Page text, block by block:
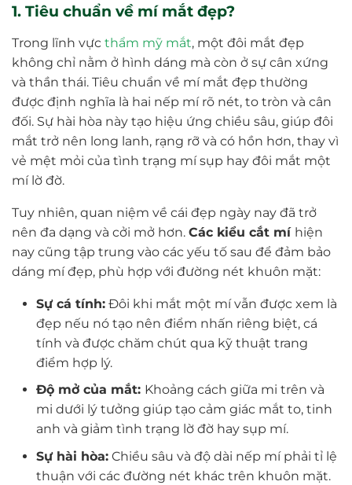
1. Tiêu chuẩn về mí mắt đẹp?
Trong lĩnh vực thẩm mỹ mắt, một đôi mắt đẹp
không chỉ nằm ở hình dáng mà còn ở sự cân xứng
và thần thái. Tiêu chuẩn về mí mắt đẹp thường
được định nghĩa là hai nếp mí rõ nét, to tròn và cân
đối. Sự hài hòa này tạo hiệu ứng chiều sâu, giúp đôi
mắt trở nên long lanh, rạng rỡ và có hồn hơn, thay vì
vẻ mệt mỏi của tình trạng mí sụp hay đôi mắt một
mí lờ đờ.
Tuy nhiên, quan niệm về cái đẹp ngày nay đã trở
nên đa dạng và cởi mở hơn. Các kiểu cắt mí hiện
nay cũng tập trung vào các yếu tố sau để đảm bảo
dáng mí đẹp, phù hợp với đường nét khuôn mặt:
Sự cá tính:Đôi khi mắt một mí vẫn được xem là
đẹp nếu nó tạo nên điểm nhấn riêng biệt, cá
tính và được chăm chút qua kỹ thuật trang
điểm hợp lý.
Độ mở của mắt: Khoảng cách giữa mi trên và
mi dưới lý tưởng giúp tạo cảm giác mắt to, tinh
anh và giảm tình trạng lờ đờ hay sụp mí.
Sự hài hòa:Chiều sâu và độ dài nếp mí phải tỉ lệ
thuận với các đường nét khác trên khuôn mặt.